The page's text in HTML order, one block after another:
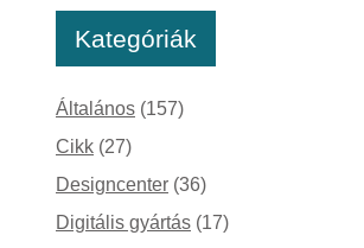
Kategóriák
Általános (157)
Cikk (27)
Designcenter (36)
Digitális gyártás (17)